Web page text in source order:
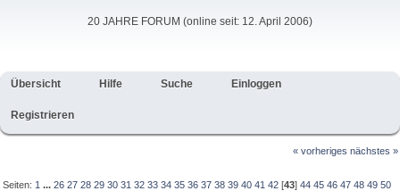
20 JAHRE FORUM (online seit: 12. April 2006)
Übersicht Hilfe Suche Einloggen
Registrieren
« vorheriges nächstes »
Seiten: 1 ...26 27 28 29 30 31 32 33 34 35 36 37 38 39 40 41 42 [43]44 45 46 47 48 49 50